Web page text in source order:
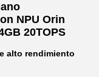
NPU Orin
20TOPS
alto rendimiento